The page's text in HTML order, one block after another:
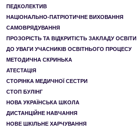
ПЕДКОЛЕКТИВ
НАЦІОНАЛЬНО-ПАТРІОТИЧНЕ ВИХОВАННЯ
САМОВРЯДУВАННЯ
ПРОЗОРІСТЬ ТА ВІДКРИТІСТЬ ЗАКЛАДУ ОСВІТИ
ДО УВАГИ УЧАСНИКІВ ОСВІТНЬОГО ПРОЦЕСУ
МЕТОДИЧНА СКРИНЬКА
АТЕСТАЦІЯ
СТОРІНКА МЕДИЧНОЇ СЕСТРИ
СТОП БУЛІНГ
НОВА УКРАЇНСЬКА ШКОЛА
ДИСТАНЦІЙНЕ НАВЧАННЯ
НОВЕ ШКІЛЬНЕ ХАРЧУВАННЯ